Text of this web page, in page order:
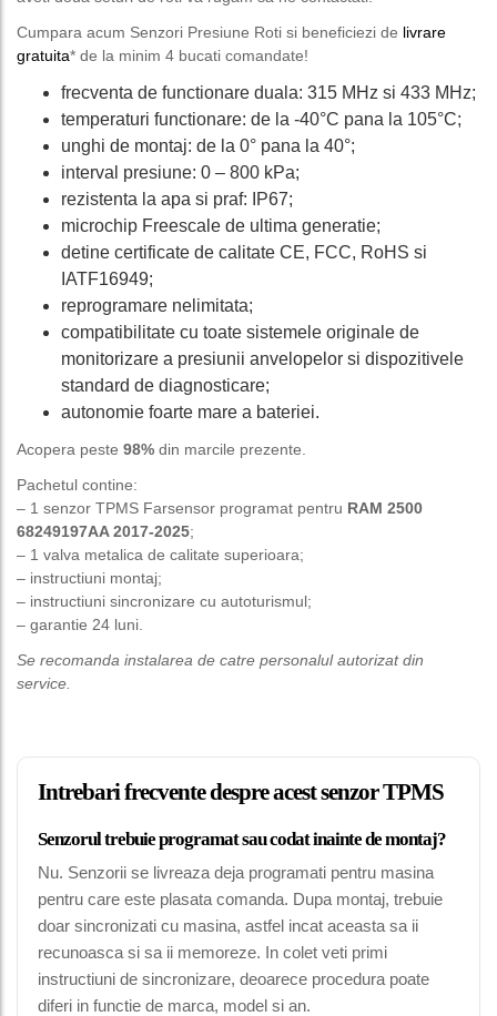
Cumpara acum Senzori Presiune Roti si beneficiezi de livrare
gratuita* de la minim 4 bucati comandate!
frecventa de functionare duala: 315 MHz si 433 MHz;
temperaturi functionare: de la -40°C pana la 105°C;
unghi de montaj: de la 0° pana la 40°;
interval presiune: 0 – 800 kPa;
rezistenta la apa si praf: IP67;
microchip Freescale de ultima generatie;
detine certificate de calitate CE, FCC, RoHS si
IATF16949;
reprogramare nelimitata;
compatibilitate cu toate sistemele originale de
monitorizare a presiunii anvelopelor si dispozitivele
standard de diagnosticare;
autonomie foarte mare a bateriei.
Acopera peste 98% din marcile prezente.
Pachetul contine:
– 1 senzor TPMS Farsensor programat pentru RAM 2500
68249197AA 2017-2025;
– 1 valva metalica de calitate superioara;
– instructiuni montaj;
– instructiuni sincronizare cu autoturismul;
– garantie 24 luni.
Se recomanda instalarea de catre personalul autorizat din
service.
Intrebari frecvente despre acest senzor TPMS
Senzorul trebuie programat sau codat inainte de montaj?
Nu. Senzorii se livreaza deja programati pentru masina
pentru care este plasata comanda. Dupa montaj, trebuie
doar sincronizati cu masina, astfel incat aceasta sa ii
recunoasca si sa ii memoreze. In colet veti primi
instructiuni de sincronizare, deoarece procedura poate
diferi in functie de marca, model si an.